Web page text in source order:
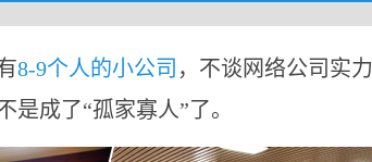
8-9个人的小公司 ，不谈网络公司实力
是成了“孤家寡人”了。